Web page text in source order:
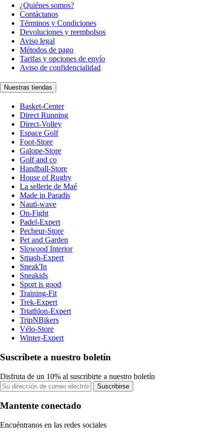
¿Quiénes somos?
Contáctanos
Términos y Condiciones
Devoluciones y reembolsos
Aviso legal
Métodos de pago
Tarifas y opciones de envío
Aviso de confidencialidad
Nuestras tiendas
Basket-Center
Direct Running
Direct-Volley
Espace Golf
Foot-Store
Galope-Store
Golf and co
Handball-Store
House of Rugby
La sellerie de Maé
Made in Paradis
Nauti-wave
On-Fight
Padel-Expert
Pecheur-Store
Pet and Garden
Slowood Interior
Smash-Expert
Sneak'In
Sneakids
Sport is good
Training-Fit
Trek-Expert
Triathlon-Expert
TripNBikers
Vélo-Store
Winter-Expert
Suscríbete a nuestro boletín
Disfruta de un 10% al suscribirte a nuestro boletín
Suscribirse
Mantente conectado
Encuéntranos en las redes sociales